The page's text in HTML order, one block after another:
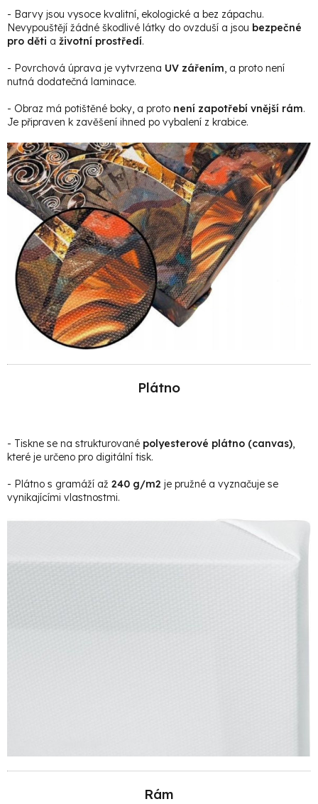
- Barvy jsou vysoce kvalitní, ekologické a bez zápachu.
Nevypouštějí žádné škodlivé látky do ovzduší a jsou bezpečné
pro děti a životní prostředí.
- Povrchová úprava je vytvrzena UV zářením, a proto není
nutná dodatečná laminace.
- Obraz má potištěné boky, a proto není zapotřebí vnější rám.
Je připraven k zavěšení ihned po vybalení z krabice.
Plátno
- Tiskne se na strukturované polyesterové plátno (canvas),
které je určeno pro digitální tisk.
- Plátno s gramáží až 240 g/m2 je pružné a vyznačuje se
vynikajícími vlastnostmi.
Rám